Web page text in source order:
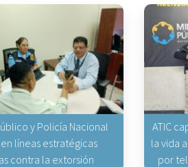
y Policía Nacional
líneas estratégicas
contra la extorsión
ATIC
la vida
por